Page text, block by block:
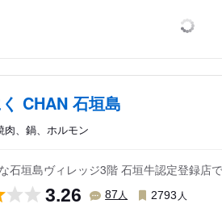
CHAN 石垣島
肉、鍋、ホルモン
石垣島ヴィレッジ3階 石垣牛認定登録店
3.26 87 人 2793 人